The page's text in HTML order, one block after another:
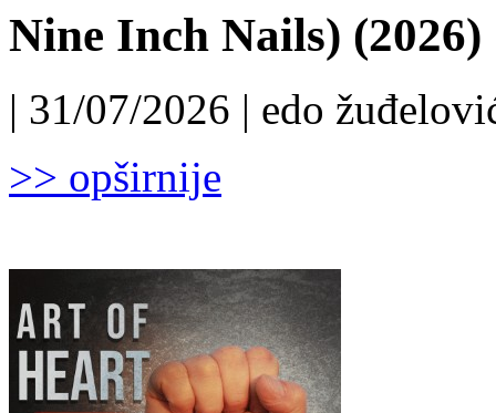
Nine Inch Nails) (2026)
| 31/07/2026 | edo
>> opširnije